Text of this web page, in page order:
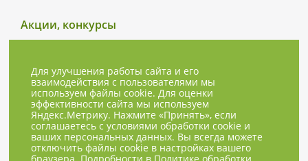
Акции, конкурсы
Для улучшения работы сайта и его
взаимодействия с пользователями мы
используем файлы cookie. Для оценки
эффективности сайта мы используем
Яндекс.Метрику. Нажмите «Принять», если
соглашаетесь с условиями обработки cookie и
ваших персональных данных. Вы всегда можете
отключить файлы cookie в настройках вашего